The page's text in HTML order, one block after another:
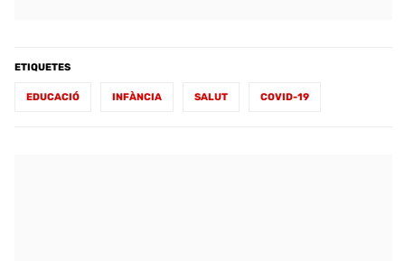
ETIQUETES
EDUCACIÓ INFÀNCIA SALUT COVID-19